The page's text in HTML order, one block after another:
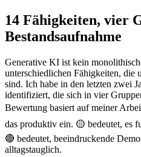
14 Fähigkeiten, vier
Bestandsaufnahme
Generative KI ist kein
unterschiedlichen Fähigkeiten, die
sind. Ich habe in den letzten zwei
identifiziert, die sich in vier
Bewertung basiert auf meiner
das produktiv ein. 🟡 bedeutet, es
🔴 bedeutet, beeindruckende
alltagstauglich.